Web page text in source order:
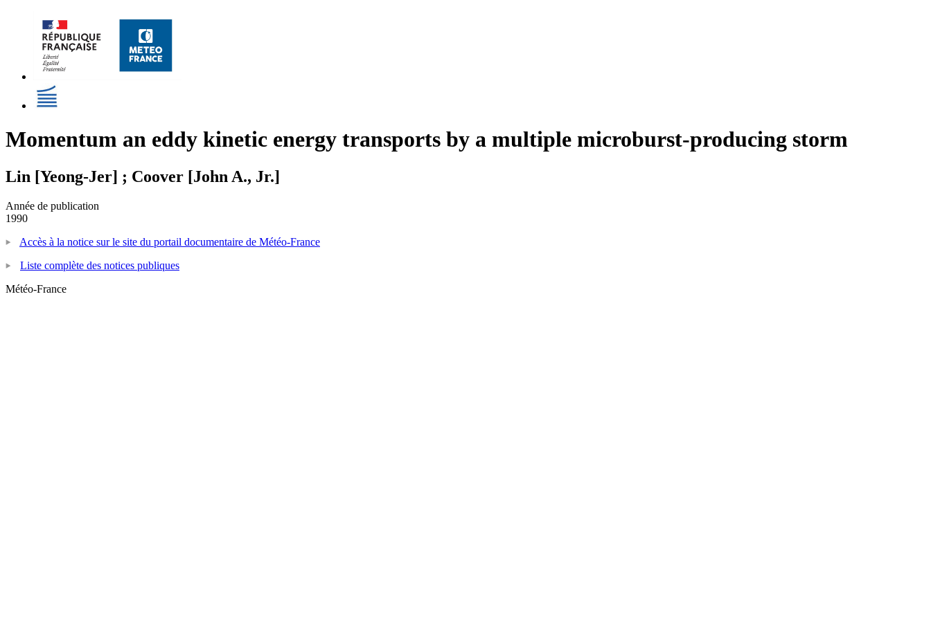
Momentum an eddy kinetic energy transports by a multiple microburst-producing storm
Lin [Yeong-Jer] ; Coover [John A., Jr.]
Année de publication
1990
Accès à la notice sur le site du portail documentaire de Météo-France
Liste complète des notices publiques
Météo-France